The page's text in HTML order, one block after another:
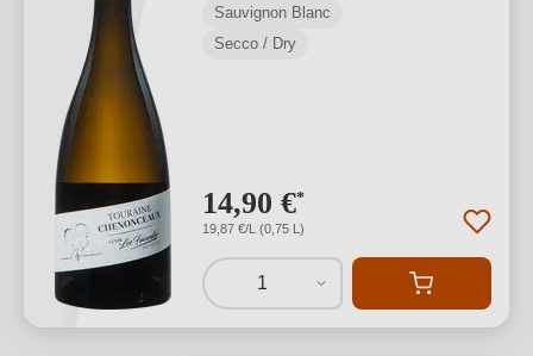
Sauvignon Blanc
Secco / Dry
14,90 €*
19,87 €/L (0,75 L)
1